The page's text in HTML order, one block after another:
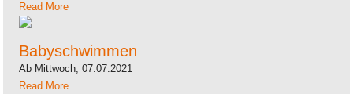
Read More
Babyschwimmen
Ab Mittwoch, 07.07.2021
Read More